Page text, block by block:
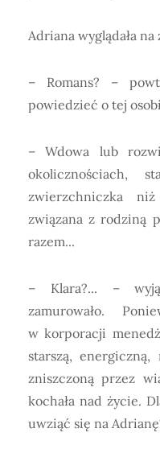
Adriana wyglądała
– Romans? –
powiedzieć o tej
– Wdowa lub
okolicznościach,
zwierzchniczka
związana z rodziną
razem...
– Klara?... –
zamurowało.
w korporacji
starszą,
zniszczoną przez
kochała nad życie.
uwziąć się na